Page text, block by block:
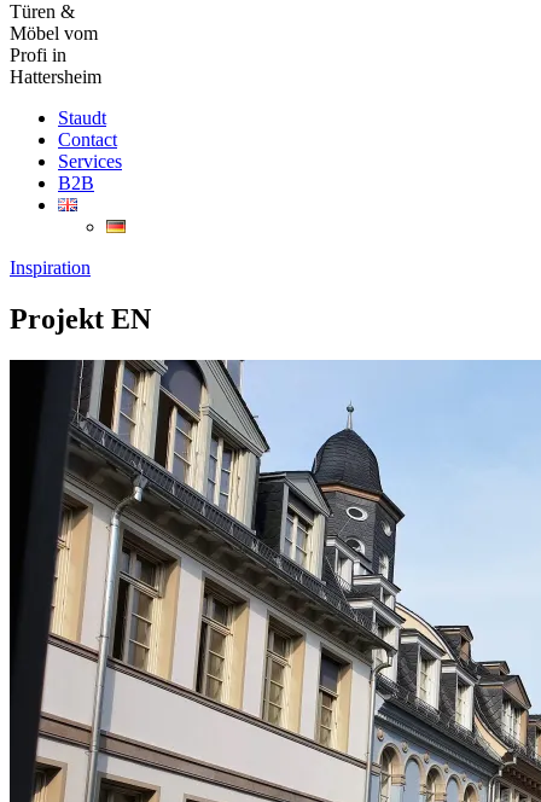
Türen &
Möbel vom
Profi in
Hattersheim
Staudt
Contact
Services
B2B
Inspiration
Projekt EN